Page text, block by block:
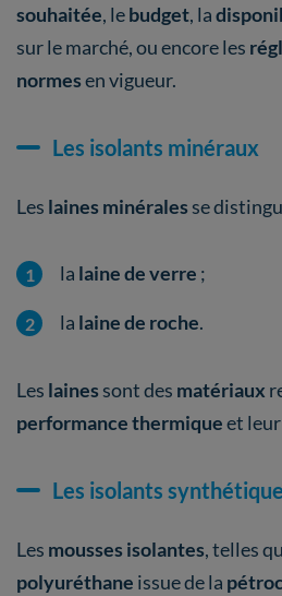
souhaitée, lebudget, la
sur le marché, ou encore les
normesen vigueur.
Les isolants minéraux
Les laines minérales se
la laine de verre ;
la laine de roche.
Les laines sont des matériaux
performance thermiqueet leur
Les isolants
Les mousses isolantes, telles
polyuréthane issue de la